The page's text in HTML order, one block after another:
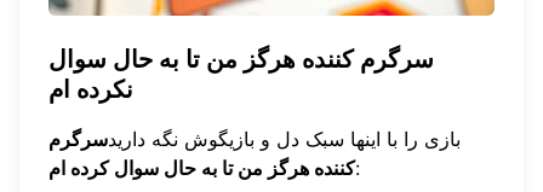
سرگرم کننده هرگز من تا به حال سوال
نکرده ام
بازی را با اینها سبک دل و بازیگوش نگه داریدسرگرم
کننده هرگز من تا به حال سوال کرده ام: